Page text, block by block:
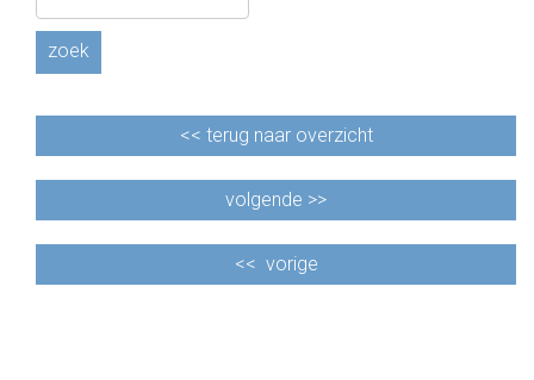
zoek
<< terug naar overzicht
volgende >>
<< vorige